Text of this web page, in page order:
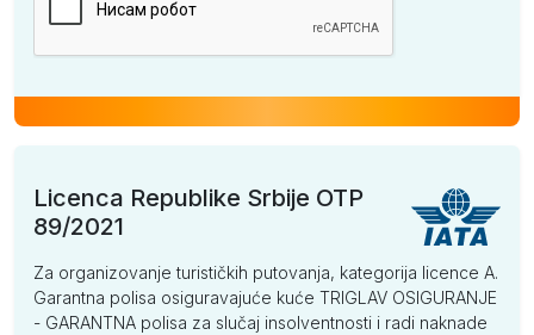
Licenca Republike Srbije OTP
89/2021
Za organizovanje turističkih putovanja, kategorija licence A.
Garantna polisa osiguravajuće kuće TRIGLAV OSIGURANJE
- GARANTNA polisa za slučaj insolventnosti i radi naknade